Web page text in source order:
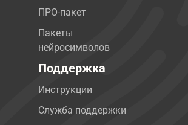
ПРО-пакет
Пакеты
нейросимволов
Поддержка
Инструкции
Служба поддержки